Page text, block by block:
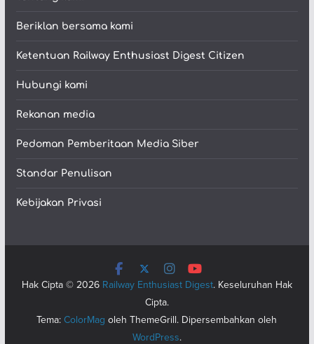
Beriklan bersama kami
Ketentuan Railway Enthusiast Digest Citizen
Hubungi kami
Rekanan media
Pedoman Pemberitaan Media Siber
Standar Penulisan
Kebijakan Privasi
Hak Cipta © 2026 Railway Enthusiast Digest. Keseluruhan Hak
Cipta.
Tema:ColorMag oleh ThemeGrill. Dipersembahkan oleh
WordPress.